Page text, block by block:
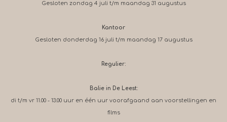
Gesloten zondag 4 juli t/m maandag 31 augustus
Kantoor
Gesloten donderdag 16 juli t/m maandag 17 augustus
Regulier:
Balie in De Leest:
di t/m vr 11.00 - 13.00 uur en één uur voorafgaand aan voorstellingen en
films